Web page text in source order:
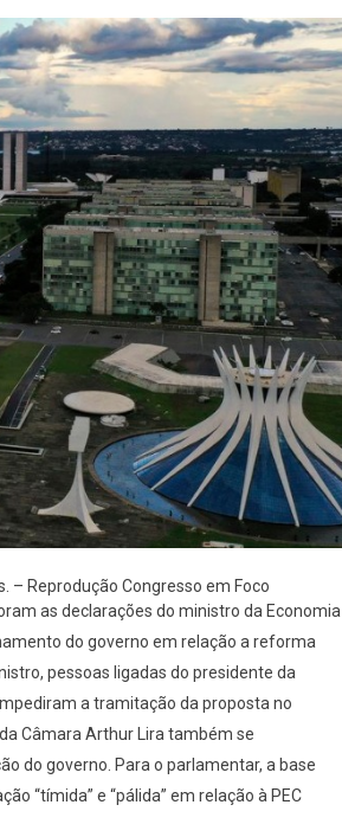
– Reprodução Congresso em Foco
as declarações do ministro da Economia
do governo em relação a reforma
pessoas ligadas do presidente da
a tramitação da proposta no
Câmara Arthur Lira também se
do governo. Para o parlamentar, a base
“tímida” e “pálida” em relação à PEC